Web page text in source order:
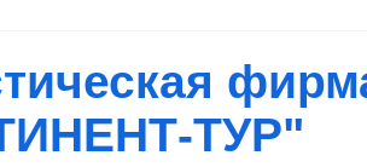
ТУР"